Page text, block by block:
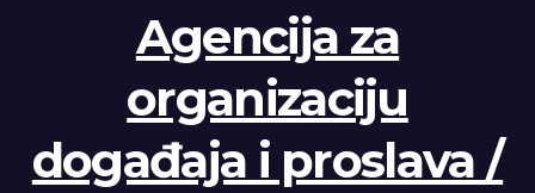
Agencija za
organizaciju
događaja i proslava /